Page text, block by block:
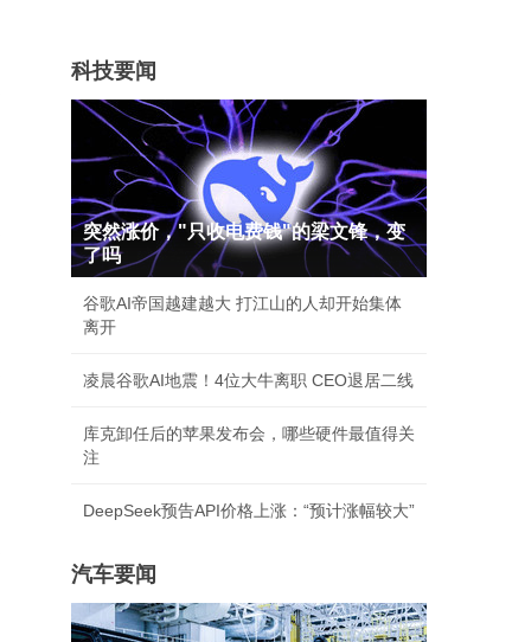
科技要闻
突然涨价，"只收电费钱"的梁文锋，变
了吗
谷歌AI帝国越建越大 打江山的人却开始集体
离开
凌晨谷歌AI地震！4位大牛离职 CEO退居二线
库克卸任后的苹果发布会，哪些硬件最值得关
注
DeepSeek预告API价格上涨：“预计涨幅较大”
汽车要闻